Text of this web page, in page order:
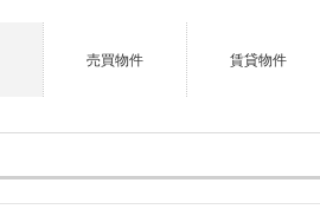
売買物件 賃貸物件